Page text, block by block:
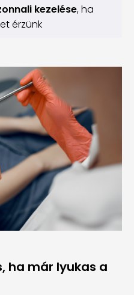
kezelése, ha
érzünk
ha már lyukas a